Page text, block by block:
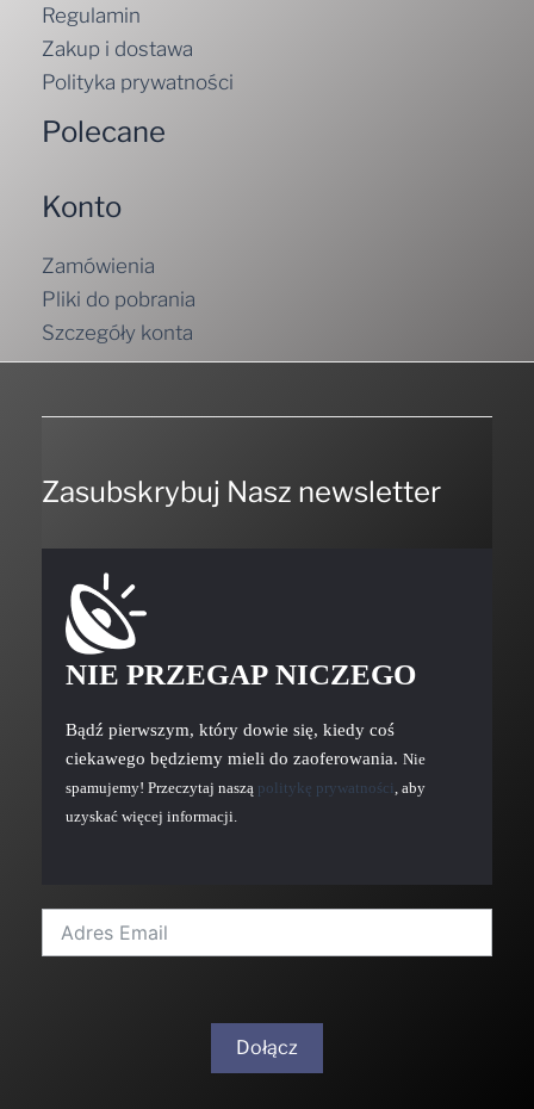
Regulamin
Zakup i dostawa
Polityka prywatności
Polecane
Konto
Zamówienia
Pliki do pobrania
Szczegóły konta
Zasubskrybuj Nasz newsletter
NIE PRZEGAP NICZEGO
Bądź pierwszym, który dowie się, kiedy coś
ciekawego będziemy mieli do zaoferowania. Nie
spamujemy! Przeczytaj naszą politykę prywatności , aby
uzyskać więcej informacji.
Dołącz